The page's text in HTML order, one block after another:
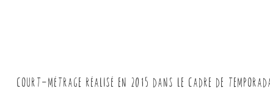
COURTÖMÉTRAGE RÉALISÉ EN çùâê DANS LE CADRE DE